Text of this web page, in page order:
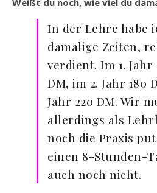
Weißt du noch, wie viel du
In der Lehre habe
damalige Zeiten,
verdient. Im 1. Jahr
DM, im 2. Jahr 180
Jahr 220 DM. Wir
allerdings als
noch die Praxis
einen 8-Stunden-
auch noch nicht.